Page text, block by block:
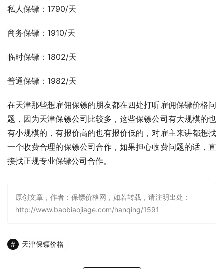
私人保镖：1790/天
商务保镖：1910/天
临时保镖：1802/天
普通保镖：1982/天
在天津那些想雇佣保镖的朋友都在四处打听雇佣保镖价格问
题，因为天津保镖公司 比较多，这些保镖公司有大规模的也
有小规模的，有报价高的也有报价低的，对雇主来讲都想找
一个收费合理的保镖公司合作，如果担心收费问题的话，直
接找正规专业保镖公司合作。
原创文章，作者：保镖价格网，如若转载，请注明出处：
http://www.baobiaojiage.com/hanqing/1591
天津保镖价格